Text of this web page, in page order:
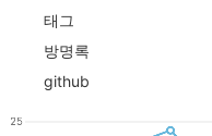
태그
방명록
github